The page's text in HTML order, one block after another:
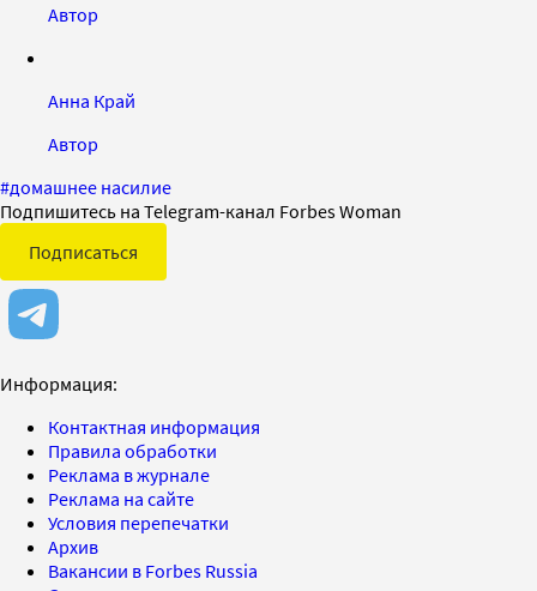
Автор
Анна Край
Автор
#домашнее насилие
Подпишитесь на Telegram-канал Forbes Woman
Подписаться
Информация:
Контактная информация
Правила обработки
Реклама в журнале
Реклама на сайте
Условия перепечатки
Архив
Вакансии в Forbes Russia